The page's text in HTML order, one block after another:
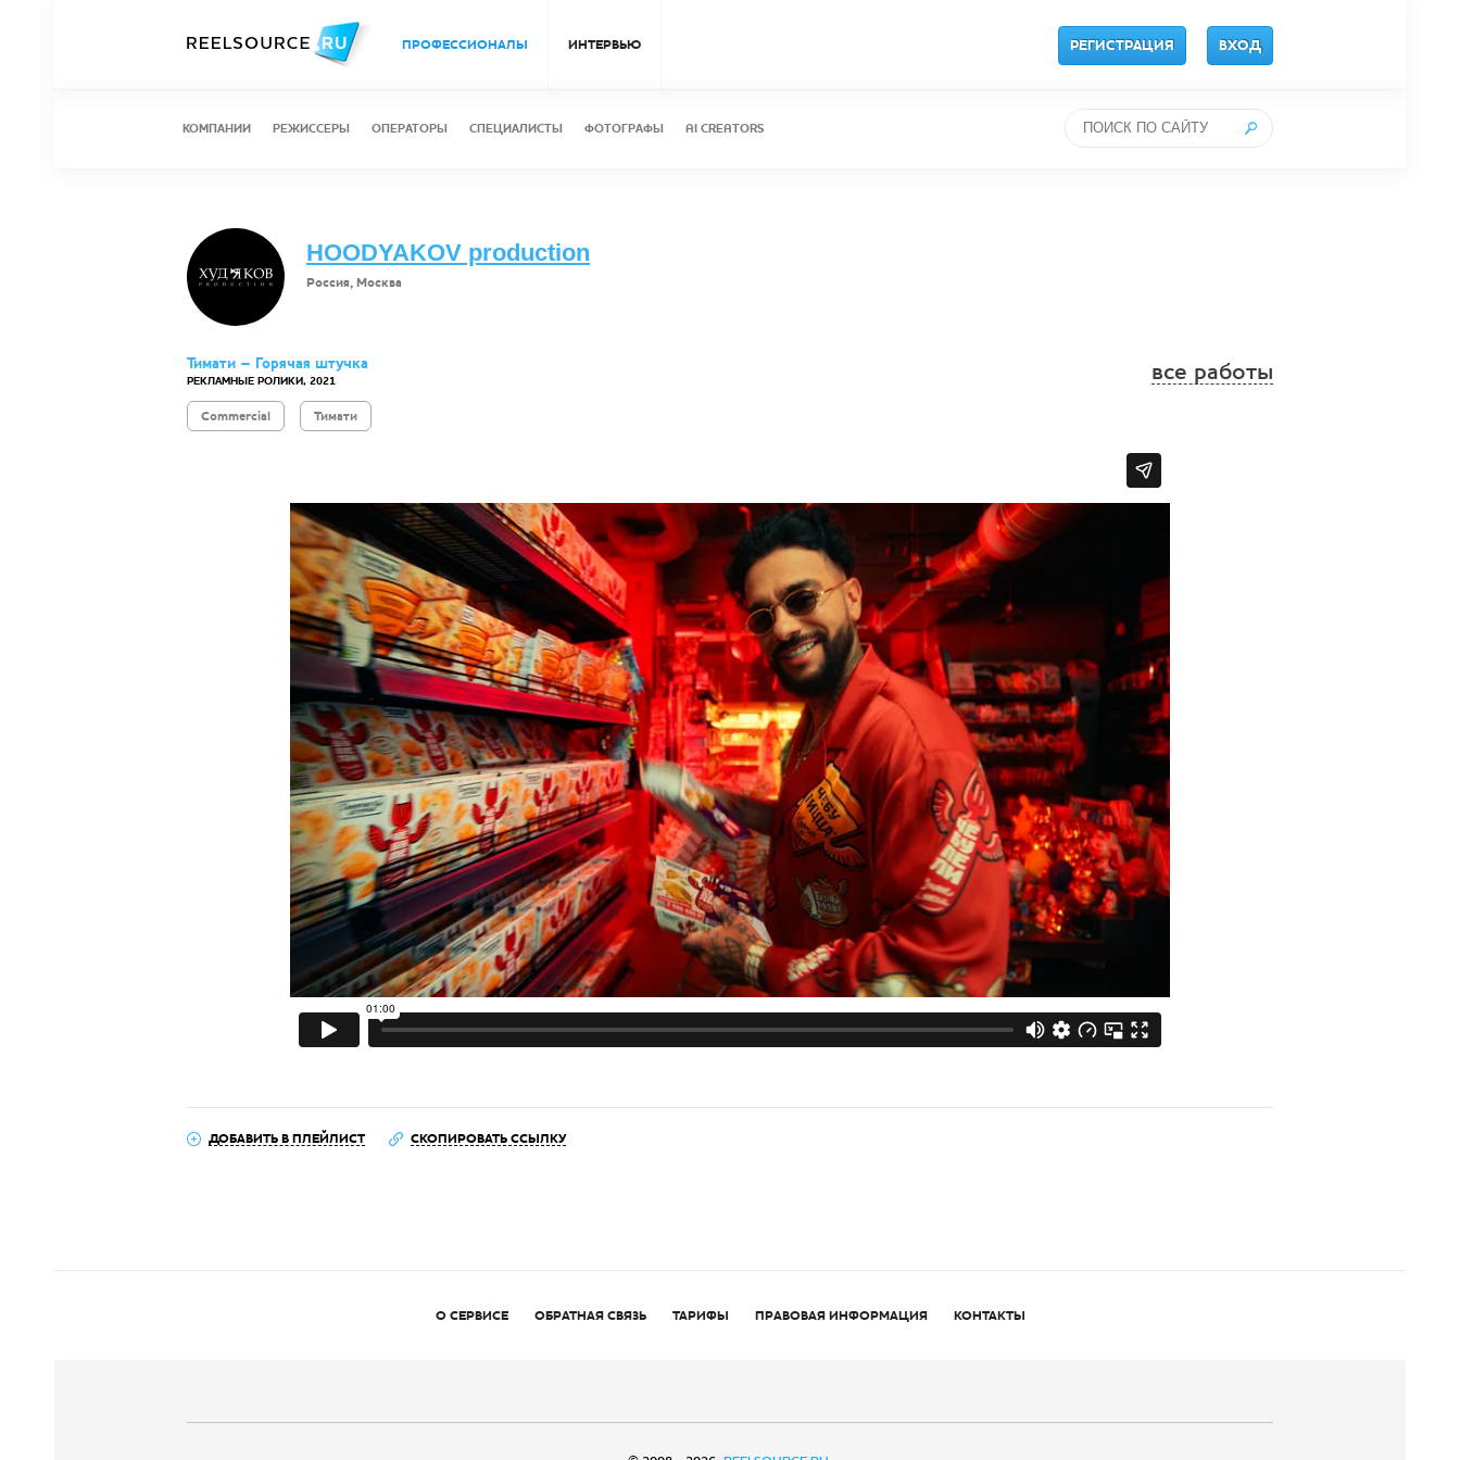
ПРОФЕССИОНАЛЫ ИНТЕРВЬЮ РЕГИСТРАЦИЯ ВХОД
КОМПАНИИ РЕЖИССЕРЫ ОПЕРАТОРЫ СПЕЦИАЛИСТЫ ФОТОГРАФЫ AI CREATORS
HOODYAKOV production
Россия, Москва
Тимати – Горячая штучка все работы
РЕКЛАМНЫЕ РОЛИКИ, 2021
Commercial Тимати
ДОБАВИТЬ В ПЛЕЙЛИСТ СКОПИРОВАТЬ ССЫЛКУ
О СЕРВИСЕ ОБРАТНАЯ СВЯЗЬ ТАРИФЫ ПРАВОВАЯ ИНФОРМАЦИЯ КОНТАКТЫ